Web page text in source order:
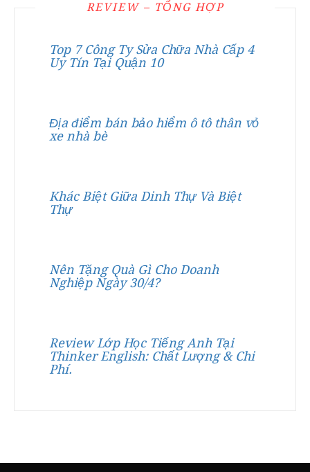
REVIEW – TỔNG HỢP
Top 7 Công Ty Sửa Chữa Nhà Cấp 4
Uy Tín Tại Quận 10
Địa điểm bán bảo hiểm ô tô thân vỏ
xe nhà bè
Khác Biệt Giữa Dinh Thự Và Biệt
Thự
Nên Tặng Quà Gì Cho Doanh
Nghiệp Ngày 30/4?
Review Lớp Học Tiếng Anh Tại
Thinker English: Chất Lượng & Chi
Phí.